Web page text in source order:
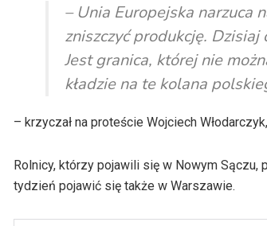
dźwiękowych– Unia Europejska narzuca
zniszczyć produkcję.
Jest granica, której nie
kładzie na te kolana
– krzyczał na proteście Wojciech
Rolnicy, którzy pojawili się w Nowym
tydzień pojawić się także w Warszawie.